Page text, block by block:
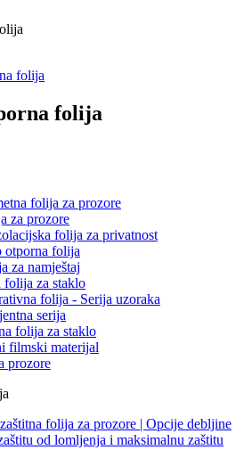
folija
folija
folija za prozore
za prozore
folija za privatnost
otporna folija
za namještaj
folija za staklo
folija - Serija uzoraka
serija
folija za staklo
filmski materijal
prozore